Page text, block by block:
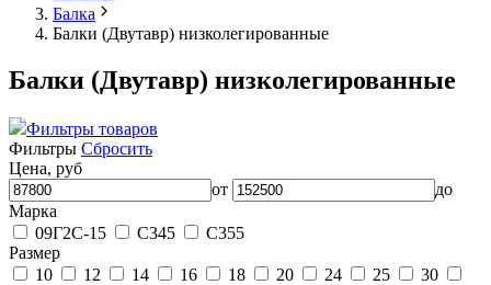
Балка
Балки (Двутавр) низколегированные
Балки (Двутавр) низколегированные
Фильтры товаров
Фильтры Сбросить
Цена, руб
от
до
Марка
09Г2С-15
С345
С355
Размер
10
12 14 16 18 20 24 25
30